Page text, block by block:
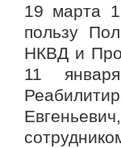
19 марта
пользу
НКВД и
11